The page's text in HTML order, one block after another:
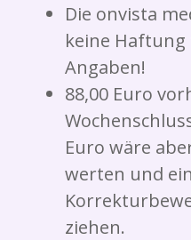
Die onvista
keine
Angaben!
88,00 Euro
Euro wäre
werten und
ziehen.